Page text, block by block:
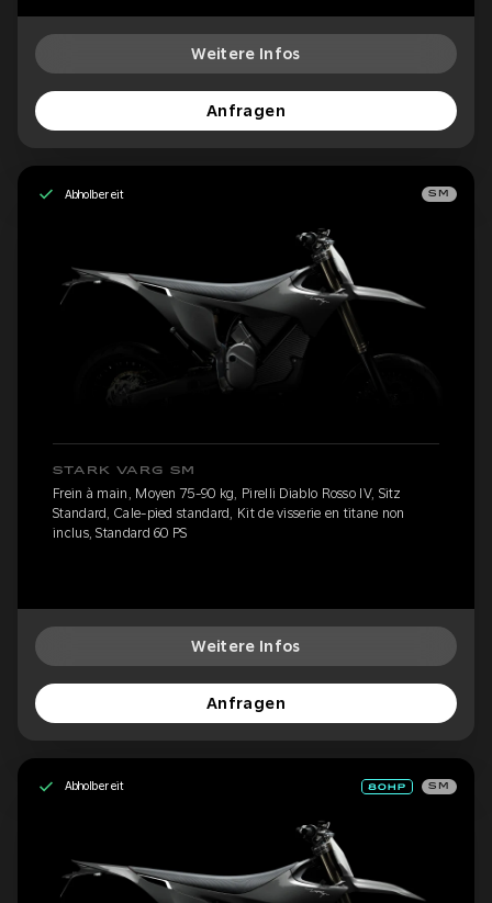
Weitere Infos
Anfragen
Abholbereit SM
STARK VARG SM
Frein à main, Moyen 75-90 kg, Pirelli Diablo Rosso IV, Sitz
Standard, Cale-pied standard, Kit de visserie en titane non
inclus, Standard 60 PS
Weitere Infos
Anfragen
Abholbereit SM